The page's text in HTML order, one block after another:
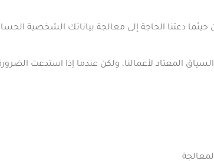
حيثما دعتنا الحاجة إلى معالجة بياناتك الشخصية
المعتاد لأعمالنا، ولكن عندما إذا استدعت